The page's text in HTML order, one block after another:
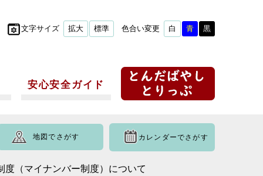
文字サイズ 拡大 標準 色合い変更 白 青 黒
安心安全ガイド
地図でさがす カレンダーでさがす
度（マイナンバー制度）について